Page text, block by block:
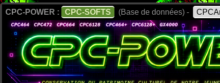
CPC-POWER : CPC-SOFTS (Base de données) -